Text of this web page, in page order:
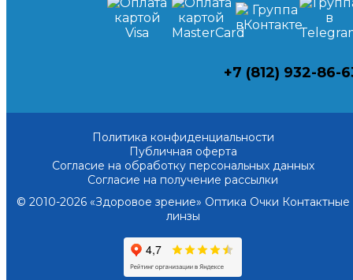
+7 (812) 932-86-
Политика конфиденциальности
Публичная оферта
Согласие на обработку персональных данных
Согласие на получение рассылки
© 2010-2026 «Здоровое зрение» Оптика Очки Контактные
линзы